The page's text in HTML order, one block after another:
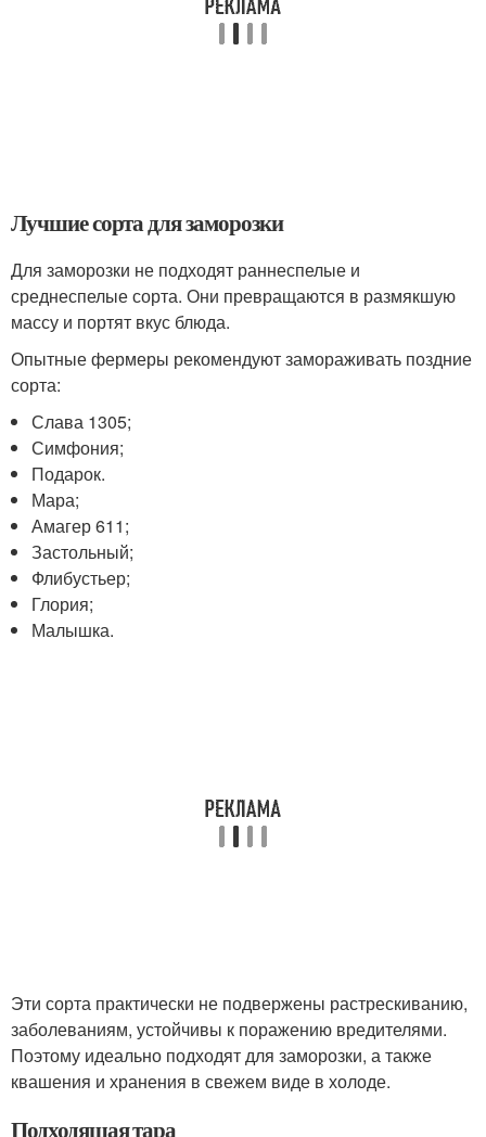
Лучшие сорта для заморозки
Для заморозки не подходят раннеспелые и
среднеспелые сорта. Они превращаются в размякшую
массу и портят вкус блюда.
Опытные фермеры рекомендуют замораживать поздние
сорта:
Слава 1305;
Симфония;
Подарок.
Мара;
Амагер 611;
Застольный;
Флибустьер;
Глория;
Малышка.
Эти сорта практически не подвержены растрескиванию,
заболеваниям, устойчивы к поражению вредителями.
Поэтому идеально подходят для заморозки, а также
квашения и хранения в свежем виде в холоде.
Подходящая тара